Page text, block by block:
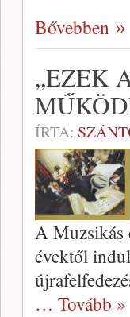
Bővebben
„EZEK
ÍRTA:
A Muzsikás
évektől
… Tovább »